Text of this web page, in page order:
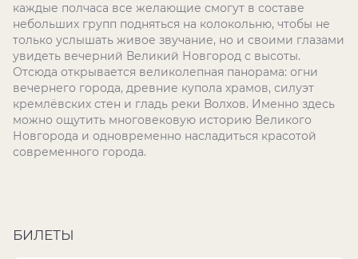
каждые полчаса все желающие смогут в составе
небольших групп подняться на колокольню, чтобы не
только услышать живое звучание, но и своими глазами
увидеть вечерний Великий Новгород с высоты.
Отсюда открывается великолепная панорама: огни
вечернего города, древние купола храмов, силуэт
кремлёвских стен и гладь реки Волхов. Именно здесь
можно ощутить многовековую историю Великого
Новгорода и одновременно насладиться красотой
современного города.
БИЛЕТЫ